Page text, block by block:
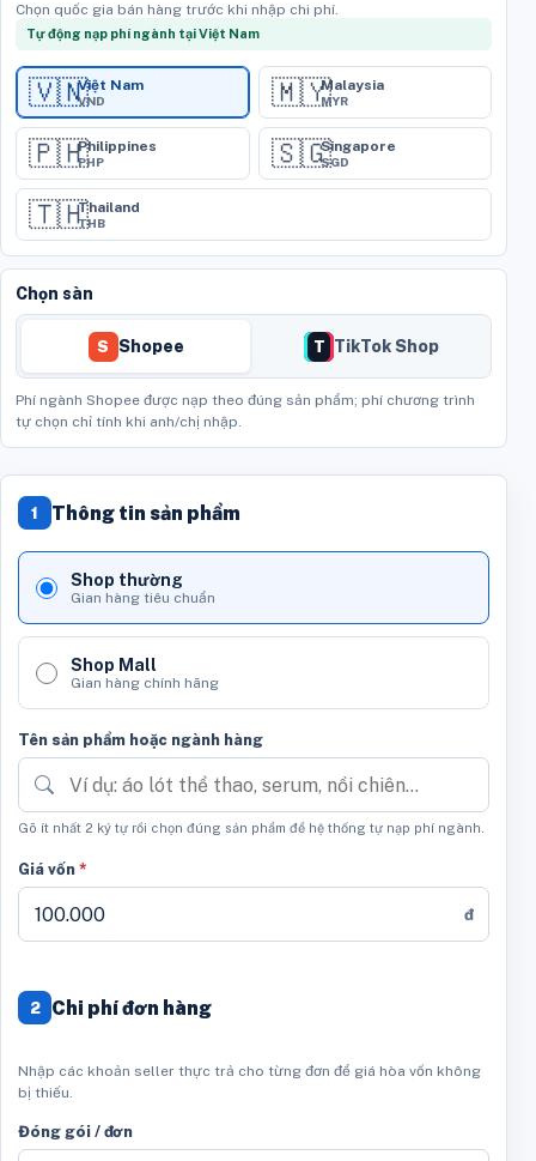
Chọn quốc gia bán hàng trước khi nhập chi phí.
Tự động nạp phí ngành tại Việt Nam
🇻🇳Việt Nam
VND 🇲🇾Malaysia
MYR
🇵🇭Philippines
PHP 🇸🇬Singapore
SGD
🇹🇭Thailand
THB
Chọn sàn
S Shopee T TikTok Shop
Phí ngành Shopee được nạp theo đúng sản phẩm; phí chương trình
tự chọn chỉ tính khi anh/chị nhập.
1 Thông tin sản phẩm
Shop thường
Gian hàng tiêu chuẩn
Shop Mall
Gian hàng chính hãng
Tên sản phẩm hoặc ngành hàng
Gõ ít nhất 2 ký tự rồi chọn đúng sản phẩm để hệ thống tự nạp phí ngành.
Giá vốn *
đ
2 Chi phí đơn hàng
Nhập các khoản seller thực trả cho từng đơn để giá hòa vốn không
bị thiếu.
Đóng gói / đơn